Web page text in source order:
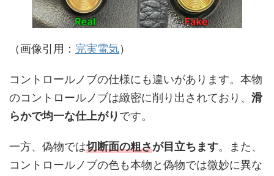
（画像引用： 完実電気）
コントロールノブの仕様にも違いがあります。本物
のコントロールノブは緻密に削り出されており、 滑
らかで均一な仕上がりです。
一方、偽物では切断面の粗さが目立ちます。また、
コントロールノブの色も本物と偽物では微妙に異な